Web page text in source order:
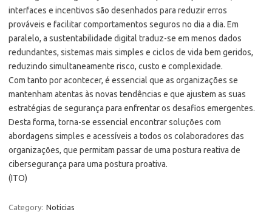
interfaces e incentivos são desenhados para reduzir erros
prováveis e facilitar comportamentos seguros no dia a dia. Em
paralelo, a sustentabilidade digital traduz-se em menos dados
redundantes, sistemas mais simples e ciclos de vida bem geridos,
reduzindo simultaneamente risco, custo e complexidade.
Com tanto por acontecer, é essencial que as organizações se
mantenham atentas às novas tendências e que ajustem as suas
estratégias de segurança para enfrentar os desafios emergentes.
Desta forma, torna-se essencial encontrar soluções com
abordagens simples e acessíveis a todos os colaboradores das
organizações, que permitam passar de uma postura reativa de
cibersegurança para uma postura proativa.
(ITO)
Category: Noticias